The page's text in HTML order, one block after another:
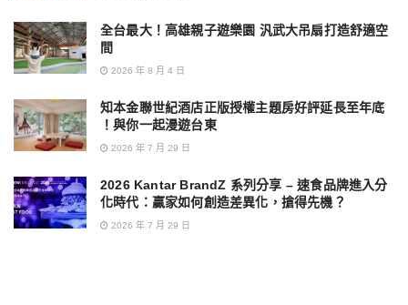
全台最大！高雄親子遊樂園 汎武大吊扇打造舒適空
間
2026 年 8 月 4 日
知本金聯世紀酒店正版授權主題房好評延長至年底
！與你一起漫遊台東
2026 年 7 月 29 日
2026 Kantar BrandZ 系列分享 – 速食品牌進入分
化時代：贏家如何創造差異化，搶得先機？
2026 年 7 月 29 日